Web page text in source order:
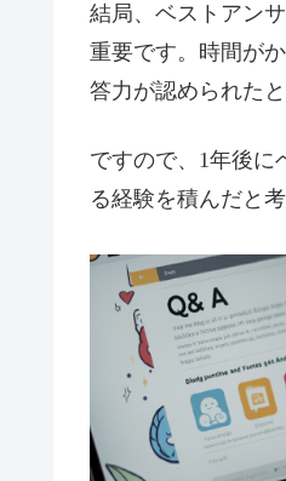
結局、ベストアン
重要です。時間が
答力が認められた
ですので、1年後に
る経験を積んだと